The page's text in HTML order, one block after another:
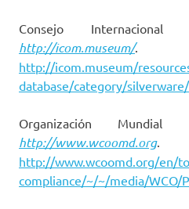
Consejo
http://icom.museum/.
http://icom.museum/
database/category/silverware/
Organización
http://www.wcoomd.org.
http://www.wcoomd.org/en/
compliance/~/~/media/WCO/